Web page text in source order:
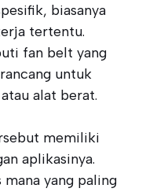
biasanya
tertentu.
fan belt yang
untuk
alat berat.
memiliki
aplikasinya.
yang paling